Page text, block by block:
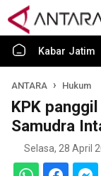
Kabar Jatim
ANTARA Hukum
KPK
Samudra
Selasa, 28 April